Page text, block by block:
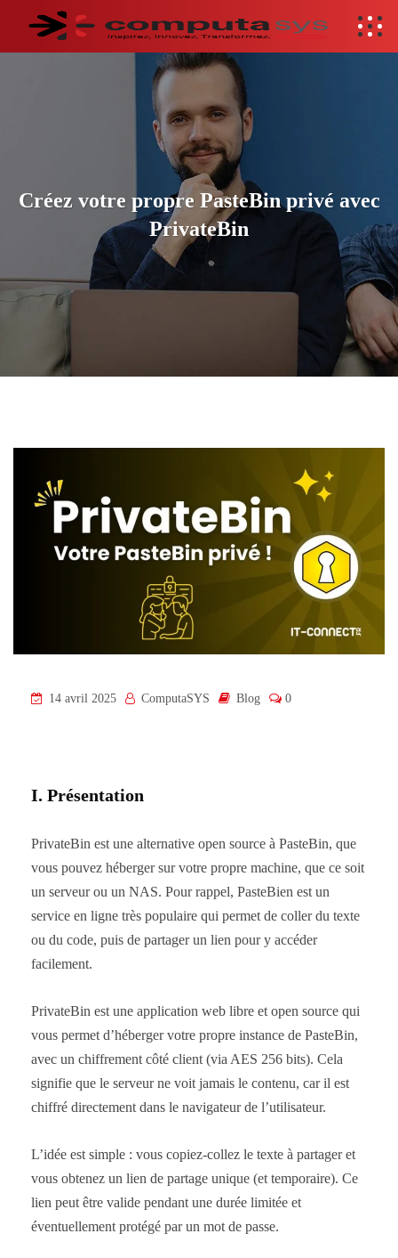
Créez votre propre PasteBin privé avec
PrivateBin
14 avril 2025 ComputaSYS Blog 0
I. Présentation
PrivateBin est une alternative open source à PasteBin, que
vous pouvez héberger sur votre propre machine, que ce soit
un serveur ou un NAS. Pour rappel, PasteBien est un
service en ligne très populaire qui permet de coller du texte
ou du code, puis de partager un lien pour y accéder
facilement.
PrivateBin est une application web libre et open source qui
vous permet d’héberger votre propre instance de PasteBin,
avec un chiffrement côté client (via AES 256 bits). Cela
signifie que le serveur ne voit jamais le contenu, car il est
chiffré directement dans le navigateur de l’utilisateur.
L’idée est simple : vous copiez-collez le texte à partager et
vous obtenez un lien de partage unique (et temporaire). Ce
lien peut être valide pendant une durée limitée et
éventuellement protégé par un mot de passe.